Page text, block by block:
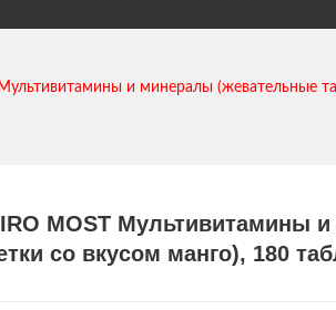
и минералы (жевательные
MOST Мультивитамины
со вкусом манго), 180